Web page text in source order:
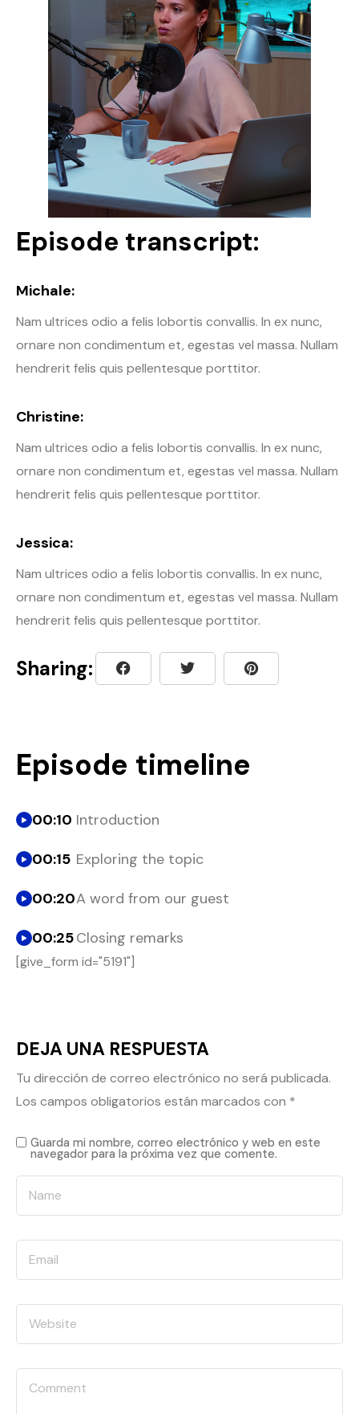
Episode transcript:
Michale:
Nam ultrices odio a felis lobortis convallis. In ex nunc,
ornare non condimentum et, egestas vel massa. Nullam
hendrerit felis quis pellentesque porttitor.
Christine:
Nam ultrices odio a felis lobortis convallis. In ex nunc,
ornare non condimentum et, egestas vel massa. Nullam
hendrerit felis quis pellentesque porttitor.
Jessica:
Nam ultrices odio a felis lobortis convallis. In ex nunc,
ornare non condimentum et, egestas vel massa. Nullam
hendrerit felis quis pellentesque porttitor.
Sharing:
Episode timeline
00:10 Introduction
00:15 Exploring the topic
00:20A word from our guest
00:25Closing remarks
[give_form id="5191"]
DEJA UNA RESPUESTA
Tu dirección de correo electrónico no será publicada.
Los campos obligatorios están marcados con *
Guarda mi nombre, correo electrónico y web en este
navegador para la próxima vez que comente.